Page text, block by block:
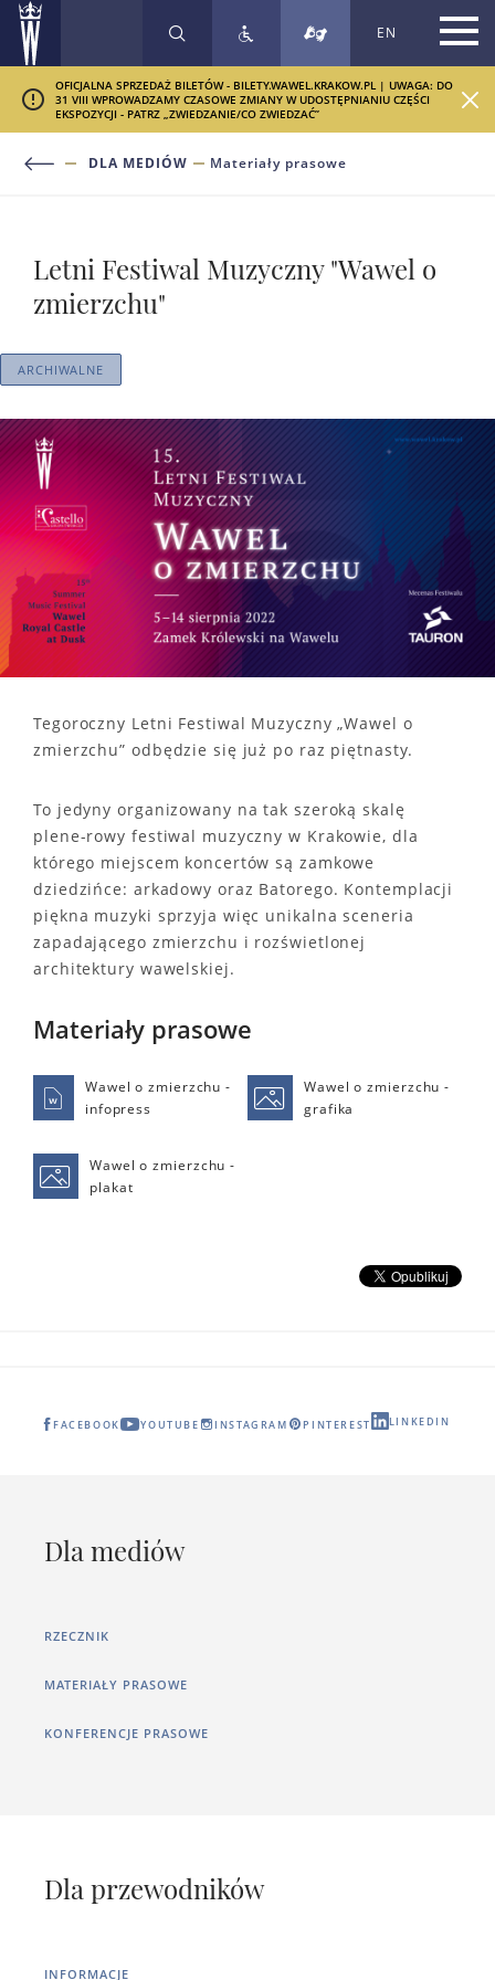
SZUKAJ EN
OFICJALNA SPRZEDAŻ BILETÓW - BILETY.WAWEL.KRAKOW.PL | UWAGA: DO
31 VIII WPROWADZAMY CZASOWE ZMIANY W UDOSTĘPNIANIU CZĘŚCI
EKSPOZYCJI - PATRZ „ZWIEDZANIE/CO ZWIEDZAĆ”
DLA MEDIÓW Materiały prasowe
Letni Festiwal Muzyczny "Wawel o
zmierzchu"
ARCHIWALNE
Tegoroczny Letni Festiwal Muzyczny „Wawel o
zmierzchu” odbędzie się już po raz piętnasty.
To jedyny organizowany na tak szeroką skalę
plene-rowy festiwal muzyczny w Krakowie, dla
którego miejscem koncertów są zamkowe
dziedzińce: arkadowy oraz Batorego. Kontemplacji
piękna muzyki sprzyja więc unikalna sceneria
zapadającego zmierzchu i rozświetlonej
architektury wawelskiej.
Materiały prasowe
Wawel o zmierzchu -
infopress
Wawel o zmierzchu -
grafika
Wawel o zmierzchu -
plakat
FACEBOOK YOUTUBE INSTAGRAM PINTEREST LINKEDIN
Dla mediów
RZECZNIK
MATERIAŁY PRASOWE
KONFERENCJE PRASOWE
Dla przewodników
INFORMACJE